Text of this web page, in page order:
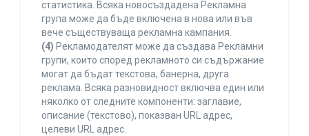
статистика. Всяка новосъздадена Рекламна
група може да бъде включена в нова или във
вече съществуваща рекламна кампания.
(4) Рекламодателят може да създава Рекламни
групи, които според рекламното си съдържание
могат да бъдат текстова, банерна, друга
реклама. Всяка разновидност включва един или
няколко от следните компоненти: заглавие,
описание (текстово), показван URL адрес,
целеви URL адрес.